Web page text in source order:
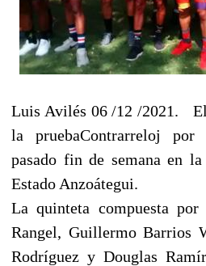
Luis Avilés 06 /12 /2021.
la pruebaContrarreloj por
pasado fin de semana en
Estado Anzoátegui.
La quinteta compuesta por
Rangel, Guillermo Barrios
Rodríguez y Douglas